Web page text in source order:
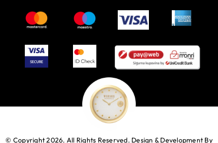
© Copyright 2026. All Rights Reserved. Design & Development By